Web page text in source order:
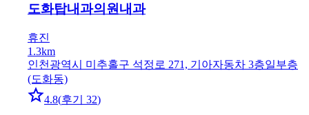
도화탑내과의원 내과
휴진
1.3km
인천광역시 미추홀구 석정로 271, 기아자동차 3층일부층
(도화동)
4.8(후기 32)